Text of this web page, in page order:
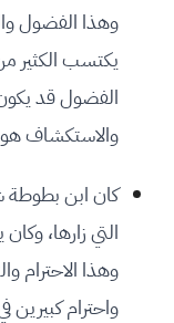
وهذا الفضول
يكتسب الكثير
الفضول قد
والاستكشاف
كان ابن بطوطة
التي زارها،
وهذا الاحترام
واحترام كبيرين